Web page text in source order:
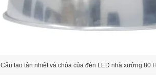
Cấu tạo tản nhiệt và chóa của đèn LED nhà xưởng 80